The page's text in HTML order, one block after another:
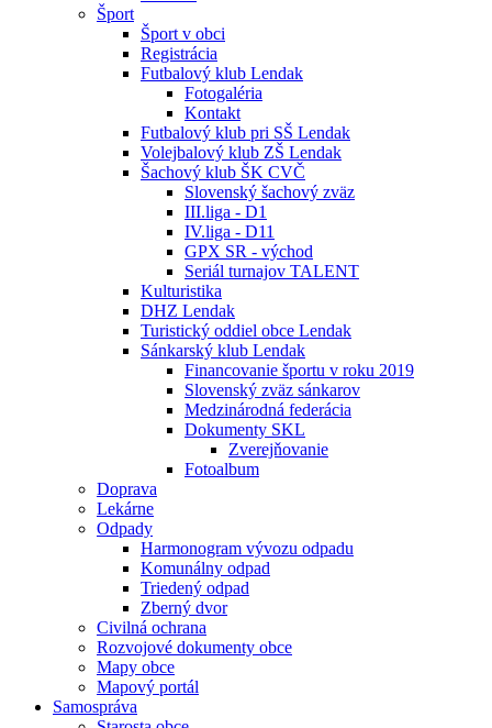
Šport
Šport v obci
Registrácia
Futbalový klub Lendak
Fotogaléria
Kontakt
Futbalový klub pri SŠ Lendak
Volejbalový klub ZŠ Lendak
Šachový klub ŠK CVČ
Slovenský šachový zväz
III.liga - D1
IV.liga - D11
GPX SR - východ
Seriál turnajov TALENT
Kulturistika
DHZ Lendak
Turistický oddiel obce Lendak
Sánkarský klub Lendak
Financovanie športu v roku 2019
Slovenský zväz sánkarov
Medzinárodná federácia
Dokumenty SKL
Zverejňovanie
Fotoalbum
Doprava
Lekárne
Odpady
Harmonogram vývozu odpadu
Komunálny odpad
Triedený odpad
Zberný dvor
Civilná ochrana
Rozvojové dokumenty obce
Mapy obce
Mapový portál
Samospráva